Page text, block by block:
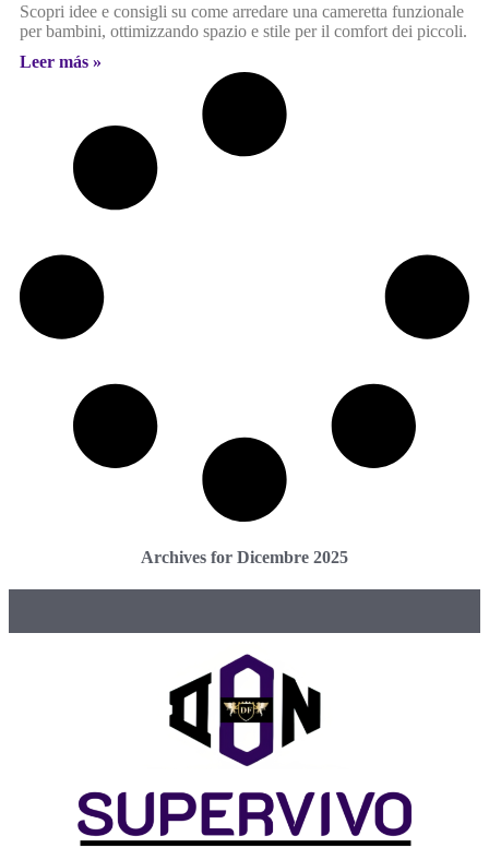
Scopri idee e consigli su come arredare una cameretta funzionale
per bambini, ottimizzando spazio e stile per il comfort dei piccoli.
Leer más »
Archives for Dicembre 2025